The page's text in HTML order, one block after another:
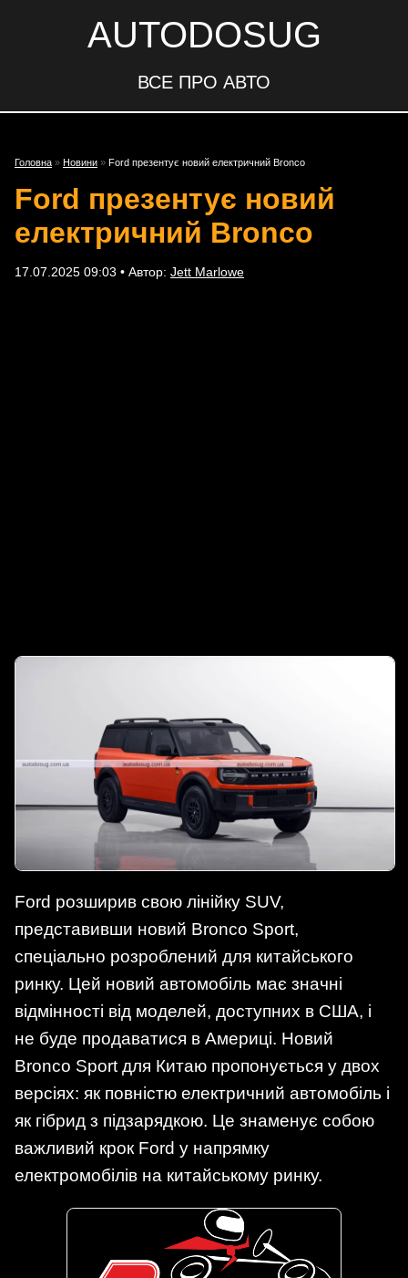
AUTODOSUG
ВСЕ ПРО АВТО
Головна » Новини » Ford презентує новий електричний Bronco
Ford презентує новий
електричний Bronco
17.07.2025 09:03 • Автор: Jett Marlowe
Ford розширив свою лінійку SUV,
представивши новий Bronco Sport,
спеціально розроблений для китайського
ринку. Цей новий автомобіль має значні
відмінності від моделей, доступних в США, і
не буде продаватися в Америці. Новий
Bronco Sport для Китаю пропонується у двох
версіях: як повністю електричний автомобіль і
як гібрид з підзарядкою. Це знаменує собою
важливий крок Ford у напрямку
електромобілів на китайському ринку.